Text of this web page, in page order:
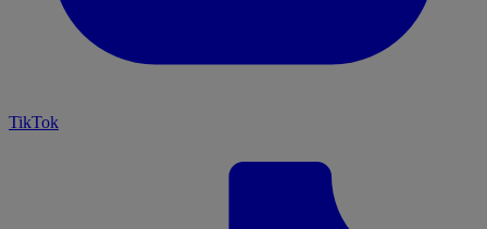
TikTok